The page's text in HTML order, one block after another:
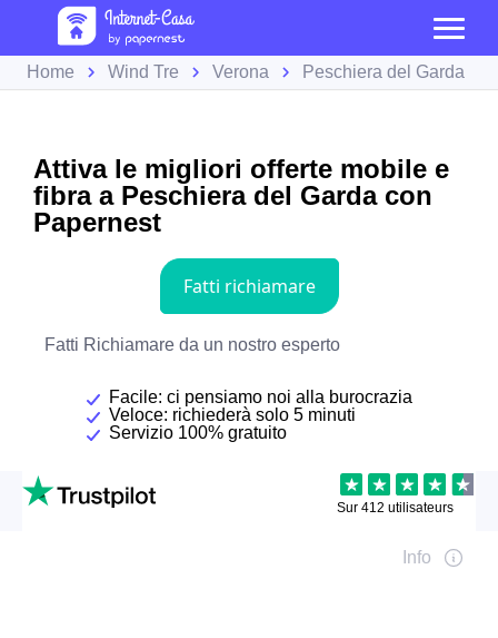
Home Wind Tre Verona Peschiera del Garda